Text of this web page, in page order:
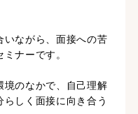
いながら、面接への苦
ナーです。
境のなかで、自己理解
しく面接に向き合う